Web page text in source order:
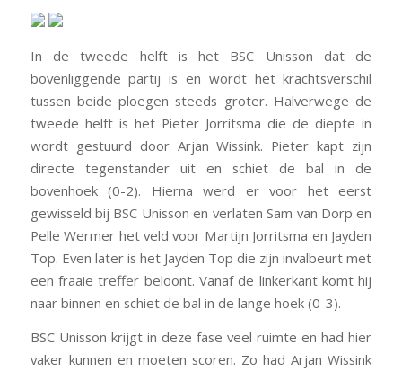
In de tweede helft is het BSC Unisson dat de
bovenliggende partij is en wordt het krachtsverschil
tussen beide ploegen steeds groter. Halverwege de
tweede helft is het Pieter Jorritsma die de diepte in
wordt gestuurd door Arjan Wissink. Pieter kapt zijn
directe tegenstander uit en schiet de bal in de
bovenhoek (0-2). Hierna werd er voor het eerst
gewisseld bij BSC Unisson en verlaten Sam van Dorp en
Pelle Wermer het veld voor Martijn Jorritsma en Jayden
Top. Even later is het Jayden Top die zijn invalbeurt met
een fraaie treffer beloont. Vanaf de linkerkant komt hij
naar binnen en schiet de bal in de lange hoek (0-3).
BSC Unisson krijgt in deze fase veel ruimte en had hier
vaker kunnen en moeten scoren. Zo had Arjan Wissink